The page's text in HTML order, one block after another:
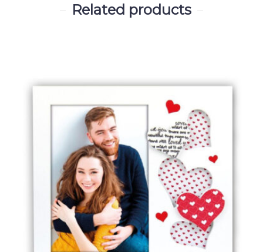
Related products